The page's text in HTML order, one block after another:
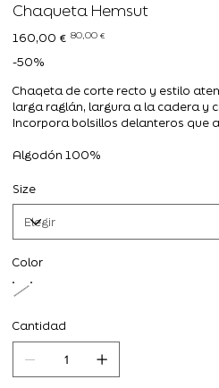
Chaqueta Hemsut
Precio
original
160,00 € Precio
80,00 €
-50%
Chaqeta de corte recto y estilo
larga raglán, largura a la cadera y
Incorpora bolsillos delanteros que
Algodón 100%
Size
Color
Cantidad